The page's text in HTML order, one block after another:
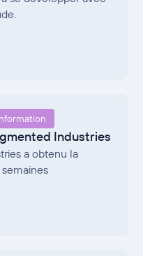
Industries
a obtenu la